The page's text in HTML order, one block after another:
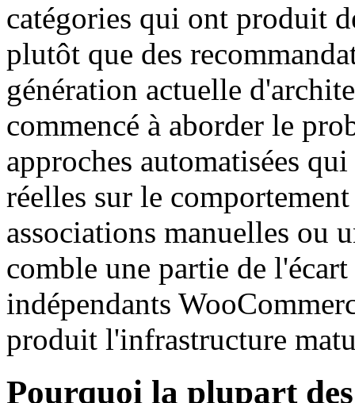
catégories qui ont produit
plutôt que des
génération actuelle
commencé à aborder le
approches automatisées
réelles sur le
associations manuelles ou
comble une partie de
indépendants
produit l'infrastructure
Pourquoi la plupart